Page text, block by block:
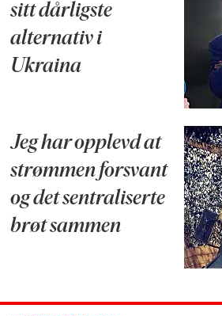
sitt dårligste
alternativ i
Ukraina
Jeg har opplevd at
strømmen forsvant
og det sentraliserte
brøt sammen